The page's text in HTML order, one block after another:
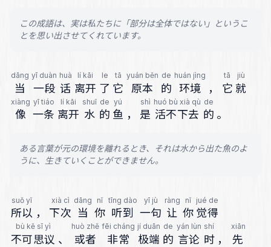
この成語は、実は私たちに「部分は全体ではない」というこ
とを思い出させてくれています。
dāng
当
yī duàn
一段
huà
话
lí kāi
离开
le
了
tā
它
yuán běn
原本
de
的
huán jìng
环境 ，
tā
它
jiù
就
xiàng
像
yī tiáo
一条
lí kāi
离开
shuǐ
水
de
的
yú
鱼 ，
shì
是
huó bù xià qù
活不下去
de
的 。
ある言葉が元の環境を離れるとき、それは水から出た魚のよ
うに、生きていくことができません。
suǒ yǐ
所以 ，
xià cì
下次
dāng
当
nǐ
你
tīng dào
听到
yī jù
一句
ràng
让
nǐ
你
jué de
觉得
bù kě sī yì
不可思议 、
huò zhě
或者
fēi cháng
非常
jí duān
极端
de
的
yán lùn
言论
shí
时 ，
xiān
先